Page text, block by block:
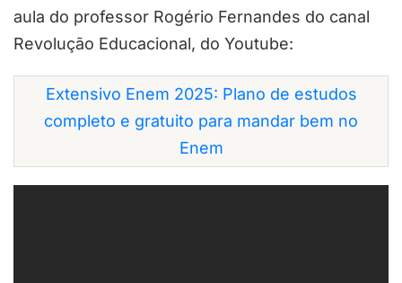
aula do professor Rogério Fernandes do canal
Revolução Educacional, do Youtube:
Extensivo Enem 2025: Plano de estudos
completo e gratuito para mandar bem no
Enem